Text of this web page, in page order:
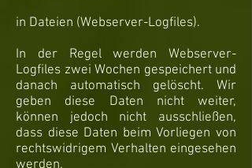
in Dateien (Webserver-Logfiles).
In der Regel werden Webserver-
Logfiles zwei Wochen gespeichert und
danach automatisch gelöscht. Wir
geben diese Daten nicht weiter,
können jedoch nicht ausschließen,
dass diese Daten beim Vorliegen von
rechtswidrigem Verhalten eingesehen
werden.